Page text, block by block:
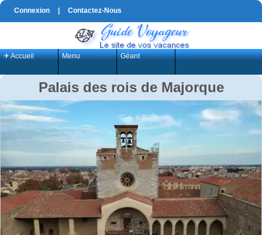
Connexion Contactez-Nous
✈ Accueil Menu Géant
Palais des rois de Majorque